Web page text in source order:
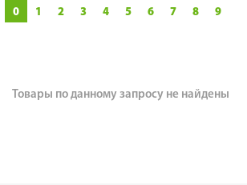
0 1 2 3 4 5 6 7 8 9
Товары по данному запросу не найдены